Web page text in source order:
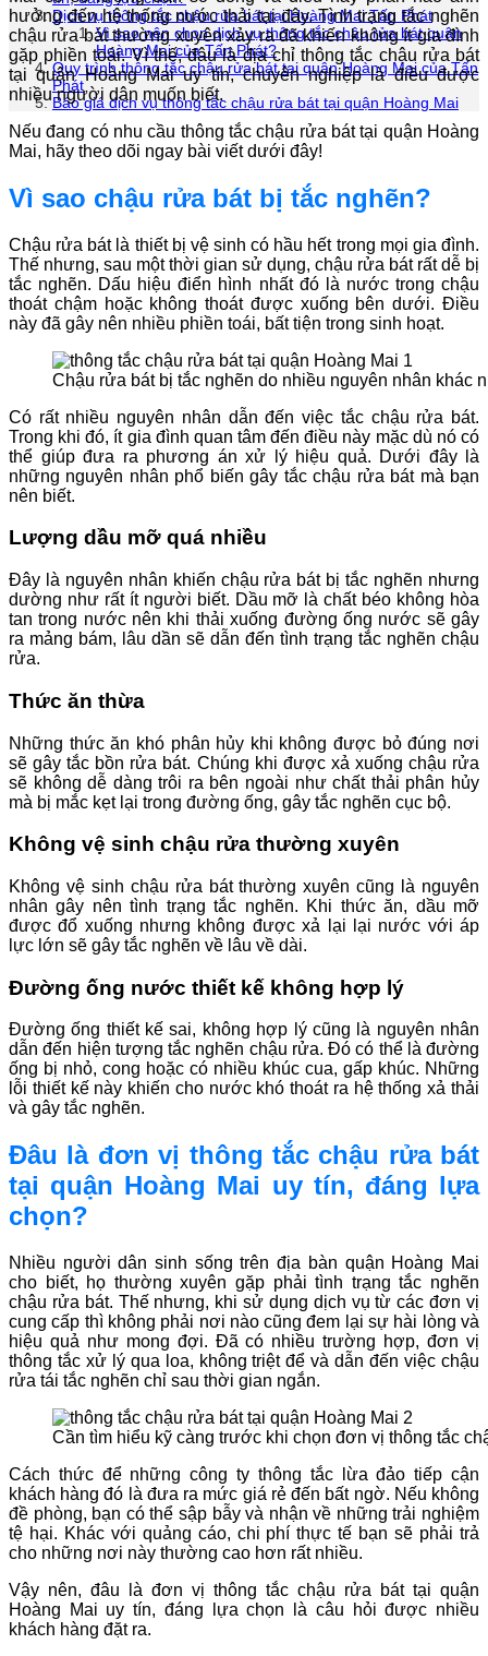
Dịch vụ thông tắc chậu rửa bát tại Hoàng Mai Tấn Phát
Vì sao nên chọn dịch vụ thông tắc chậu rửa bát quận
Hoàng Mai của Tấn Phát?
Quy trình thông tắc chậu rửa bát tại quận Hoàng Mai của Tấn
Phát
Báo giá dịch vụ thông tắc chậu rửa bát tại quận Hoàng Mai
hưởng đến hệ thống nước thải tại đây. Tình trạng tắc nghẽn
chậu rửa bát thường xuyên xảy ra đã khiến không ít gia đình
gặp phiền toái. Vì thế, đâu là địa chỉ thông tắc chậu rửa bát
tại quận Hoàng Mai uy tín, chuyên nghiệp là điều được
nhiều người dân muốn biết.
Nếu đang có nhu cầu thông tắc chậu rửa bát tại quận Hoàng
Mai, hãy theo dõi ngay bài viết dưới đây!
Vì sao chậu rửa bát bị tắc nghẽn?
Chậu rửa bát là thiết bị vệ sinh có hầu hết trong mọi gia đình.
Thế nhưng, sau một thời gian sử dụng, chậu rửa bát rất dễ bị
tắc nghẽn. Dấu hiệu điển hình nhất đó là nước trong chậu
thoát chậm hoặc không thoát được xuống bên dưới. Điều
này đã gây nên nhiều phiền toái, bất tiện trong sinh hoạt.
Chậu rửa bát bị tắc nghẽn do nhiều nguyên nhân khác
Có rất nhiều nguyên nhân dẫn đến việc tắc chậu rửa bát.
Trong khi đó, ít gia đình quan tâm đến điều này mặc dù nó có
thể giúp đưa ra phương án xử lý hiệu quả. Dưới đây là
những nguyên nhân phổ biến gây tắc chậu rửa bát mà bạn
nên biết.
Lượng dầu mỡ quá nhiều
Đây là nguyên nhân khiến chậu rửa bát bị tắc nghẽn nhưng
dường như rất ít người biết. Dầu mỡ là chất béo không hòa
tan trong nước nên khi thải xuống đường ống nước sẽ gây
ra mảng bám, lâu dần sẽ dẫn đến tình trạng tắc nghẽn chậu
rửa.
Thức ăn thừa
Những thức ăn khó phân hủy khi không được bỏ đúng nơi
sẽ gây tắc bồn rửa bát. Chúng khi được xả xuống chậu rửa
sẽ không dễ dàng trôi ra bên ngoài như chất thải phân hủy
mà bị mắc kẹt lại trong đường ống, gây tắc nghẽn cục bộ.
Không vệ sinh chậu rửa thường xuyên
Không vệ sinh chậu rửa bát thường xuyên cũng là nguyên
nhân gây nên tình trạng tắc nghẽn. Khi thức ăn, dầu mỡ
được đổ xuống nhưng không được xả lại lại nước với áp
lực lớn sẽ gây tắc nghẽn về lâu về dài.
Đường ống nước thiết kế không hợp lý
Đường ống thiết kế sai, không hợp lý cũng là nguyên nhân
dẫn đến hiện tượng tắc nghẽn chậu rửa. Đó có thể là đường
ống bị nhỏ, cong hoặc có nhiều khúc cua, gấp khúc. Những
lỗi thiết kế này khiến cho nước khó thoát ra hệ thống xả thải
và gây tắc nghẽn.
Đâu là đơn vị thông tắc chậu rửa bát
tại quận Hoàng Mai uy tín, đáng lựa
chọn?
Nhiều người dân sinh sống trên địa bàn quận Hoàng Mai
cho biết, họ thường xuyên gặp phải tình trạng tắc nghẽn
chậu rửa bát. Thế nhưng, khi sử dụng dịch vụ từ các đơn vị
cung cấp thì không phải nơi nào cũng đem lại sự hài lòng và
hiệu quả như mong đợi. Đã có nhiều trường hợp, đơn vị
thông tắc xử lý qua loa, không triệt để và dẫn đến việc chậu
rửa tái tắc nghẽn chỉ sau thời gian ngắn.
Cần tìm hiểu kỹ càng trước khi chọn đơn vị thông tắc
Cách thức để những công ty thông tắc lừa đảo tiếp cận
khách hàng đó là đưa ra mức giá rẻ đến bất ngờ. Nếu không
đề phòng, bạn có thể sập bẫy và nhận về những trải nghiệm
tệ hại. Khác với quảng cáo, chi phí thực tế bạn sẽ phải trả
cho những nơi này thường cao hơn rất nhiều.
Vậy nên, đâu là đơn vị thông tắc chậu rửa bát tại quận
Hoàng Mai uy tín, đáng lựa chọn là câu hỏi được nhiều
khách hàng đặt ra.